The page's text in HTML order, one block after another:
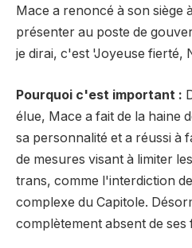
Mace a renoncé à son siège
présenter au poste de
je dirai, c'est 'Joyeuse fierté,
Pourquoi c'est important :
élue, Mace a fait de la haine
sa personnalité et a réussi à
de mesures visant à limiter
trans, comme l'interdiction
complexe du Capitole.
complètement absent de ses